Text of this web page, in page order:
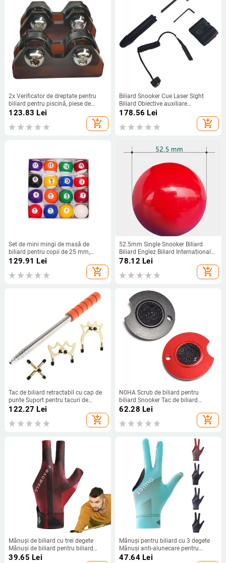
2x Verificator de dreptate pentru
biliard pentru piscină, piese de
reparații pentru întreținere,
instrument portabil de verificare
pentru barul de club, accesorii
123.83 Lei
add_shopping_cart
Biliard Snooker Cue Laser Sight
Biliard Obiective auxiliare
Echipament de colimare
178.56 Lei
add_shopping_cart
Set de mini mingi de masă de
biliard pentru copii de 25 mm,
rășină, bile de biliard mici, set
complet, accesorii pentru snooker și
biliard
129.91 Lei
add_shopping_cart
52.5mm Single Snooker Biliard
Biliard Englez Biliard Internațional
Snooker Biliar
78.12 Lei
add_shopping_cart
Tac de biliard retractabil cu cap de
punte Suport pentru tacuri de
biliard din oțel inoxidabil Accesoriu
pentru tacuri de biliard pentru jocul
acasă
122.27 Lei
add_shopping_cart
N0HA Scrub de biliard pentru
biliard Snooker Tac de biliard
Shaper Cap Tac Instrument de
reparare Snooker Accesorii de
biliard
62.28 Lei
add_shopping_cart
Mănuși de biliard cu trei degete
Mănuși de biliard pentru biliard
Absorb transpirația Mănuși
39.65 Lei
Mănuși pentru biliard cu 3 degete
Mănuși anti-alunecare pentru
biliard și biliard Mănuși de acțiune
47.64Lei